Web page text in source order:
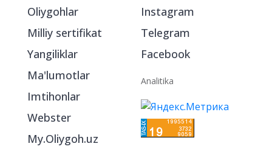
Oliygohlar
Milliy sertifikat
Yangiliklar
Ma'lumotlar
Imtihonlar
Webster
My.Oliygoh.uz
Instagram
Telegram
Facebook
Analitika